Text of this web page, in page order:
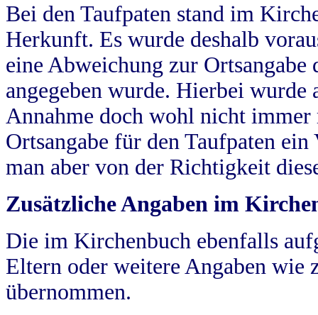
Bei den Taufpaten stand im
Herkunft. Es wurde deshalb
eine Abweichung zur
angegeben wurde. Hierbei wurde
Annahme doch wohl nicht
Ortsangabe für den Taufpaten
man aber von der Richtigkeit
Zusätzliche Angaben im
Die im Kirchenbuch ebenfalls
Eltern oder weitere Angaben wie
übernommen.